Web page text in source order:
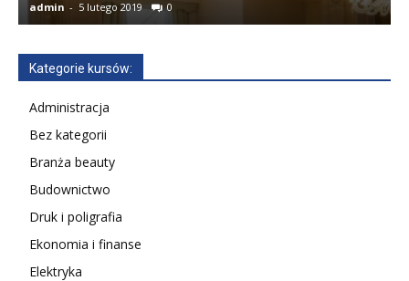
admin - 5 lutego 2019 0
Kategorie kursów:
Administracja
Bez kategorii
Branża beauty
Budownictwo
Druk i poligrafia
Ekonomia i finanse
Elektryka